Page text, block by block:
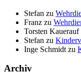
Stefan zu
Franz zu
Torsten Kauerauf
Stefan zu
Inge Schmidt zu
Archiv